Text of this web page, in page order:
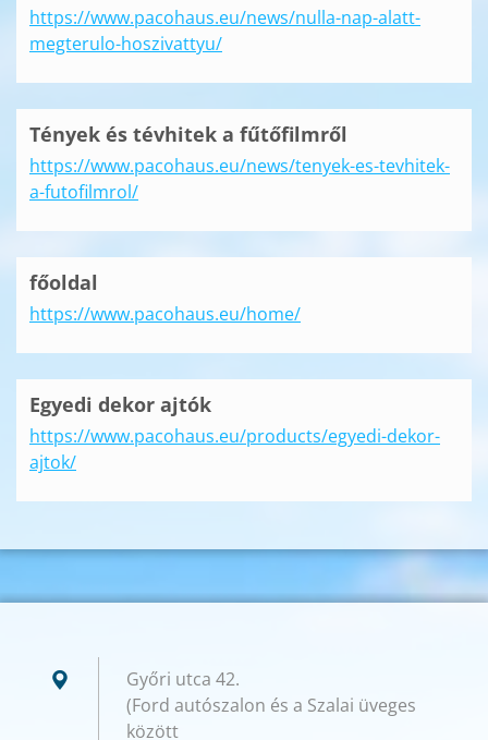
https://www.pacohaus.eu/news/nulla-nap-alatt-
megterulo-hoszivattyu/
Tények és tévhitek a fűtőfilmről
https://www.pacohaus.eu/news/tenyek-es-tevhitek-
a-futofilmrol/
főoldal
https://www.pacohaus.eu/home/
Egyedi dekor ajtók
https://www.pacohaus.eu/products/egyedi-dekor-
ajtok/
Győri utca 42.
(Ford autószalon és a Szalai üveges
között